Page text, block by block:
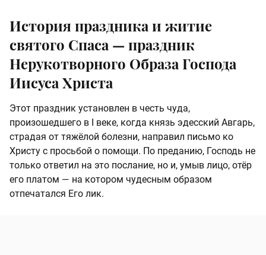
История праздника и житие
святого Спаса — праздник
Нерукотворного Образа Господа
Иисуса Христа
Этот праздник установлен в честь чуда,
произошедшего в I веке, когда князь эдесский Авгарь,
страдая от тяжёлой болезни, направил письмо ко
Христу с просьбой о помощи. По преданию, Господь не
только ответил на это послание, но и, умыв лицо, отёр
его платом — на котором чудесным образом
отпечатался Его лик.